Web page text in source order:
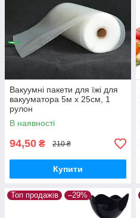
Вакуумні пакети для їжі для
вакууматора 5м х 25см, 1
рулон
В наявності
94,50 ₴ 210 ₴
Купити
Топ продажів –29%